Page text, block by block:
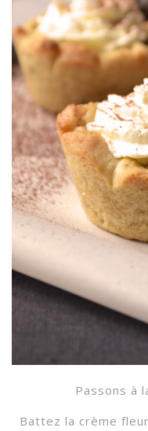
Passons à
Battez la crème